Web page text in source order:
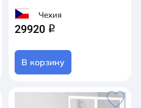
Чехия
29920 q
В корзину